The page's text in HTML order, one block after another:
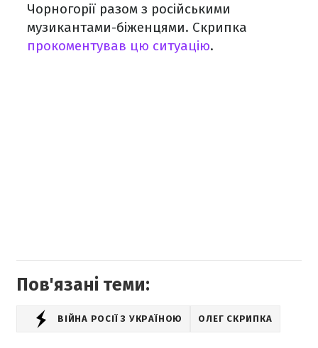
Чорногорії разом з російськими
музикантами-біженцями. Скрипка
прокоментував цю ситуацію.
Пов'язані теми:
ВІЙНА РОСІЇ З УКРАЇНОЮ ОЛЕГ СКРИПКА